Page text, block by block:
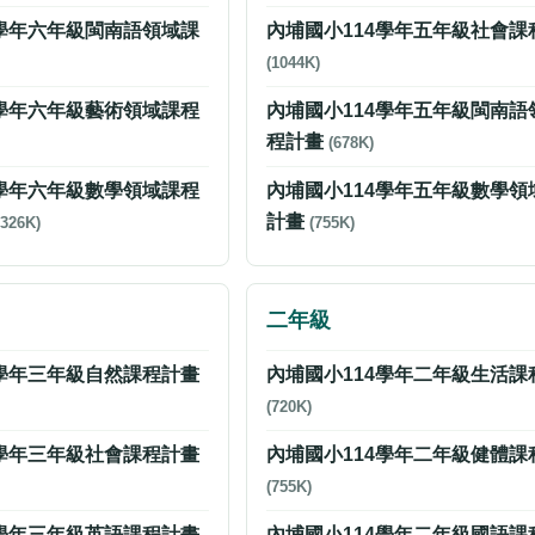
年六年級閩南語領域課
年六年級藝術領域課程
年六年級數學領域課程
內埔國小114學年五年級社會課
(1044K)
內埔國小114學年五年級閩南語
程計畫 (678K)
內埔國小114學年五年級數學領
計畫 (755K)
年三年級自然課程計畫
年三年級社會課程計畫
二年級
內埔國小114學年二年級生活課
(720K)
內埔國小114學年二年級健體課
(755K)